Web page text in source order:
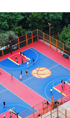
经济 军事 科技
读 天天学习 习
直播中国 熊猫频
蓝海中国 新兵请入
界杯 2026年冬奥
生活体育大会